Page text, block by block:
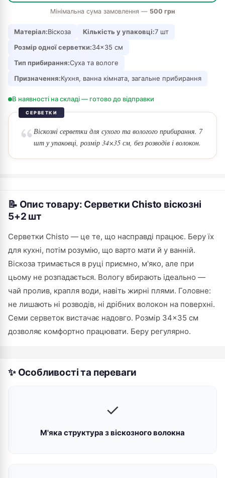
Мінімальна сума замовлення — 500 грн
Матеріал:Віскоза Кількість у упаковці:7 шт
Розмір одної серветки:34×35 см
Тип прибирання:Суха та вологе
Призначення:Кухня, ванна кімната, загальне прибирання
В наявності на складі — готово до відправки
СЕРВЕТКИ
Віскозні серветки для сухого та вологого прибирання. 7
шт у упаковці, розмір 34×35 см, без розводів і волокон.
📝 Опис товару: Серветки Chisto віскозні
5+2 шт
Серветки Chisto — це те, що насправді працює. Беру їх
для кухні, потім розумію, що варто мати й у ванній.
Віскоза тримається в руці приємно, м'яко, але при
цьому не розпадається. Вологу вбирають ідеально —
чай пролив, крапля води, навіть жирні плями. Головне:
не лишають ні розводів, ні дрібних волокон на поверхні.
Семи серветок вистачає надовго. Розмір 34×35 см
дозволяє комфортно працювати. Беру регулярно.
✨ Особливості та переваги
✓
М'яка структура з віскозного волокна